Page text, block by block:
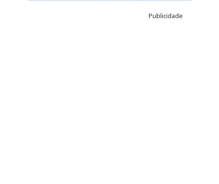
Publicidade